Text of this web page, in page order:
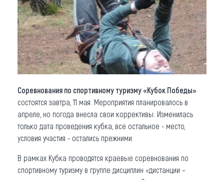
О регионе
Коллекция впечатлений
Другие рубрики
Соревнования по спортивному туризму «Кубок Победы»
состоятся завтра, 11 мая. Мероприятия планировалось в
апреле, но погода внесла свои коррективы. Изменилась
только дата проведения кубка, все остальное - место,
условия участия - остались прежними.
В рамках Кубка проводятся краевые соревнования по
спортивному туризму в группе дисциплин «дистанции –